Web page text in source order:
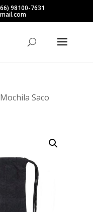
98100-7631
Saco